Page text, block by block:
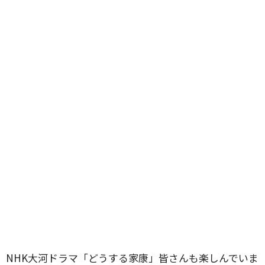
NHK大河ドラマ「どうする家康」皆さんも楽しんでいま